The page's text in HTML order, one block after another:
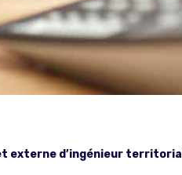
externe d’ingénieur territorial